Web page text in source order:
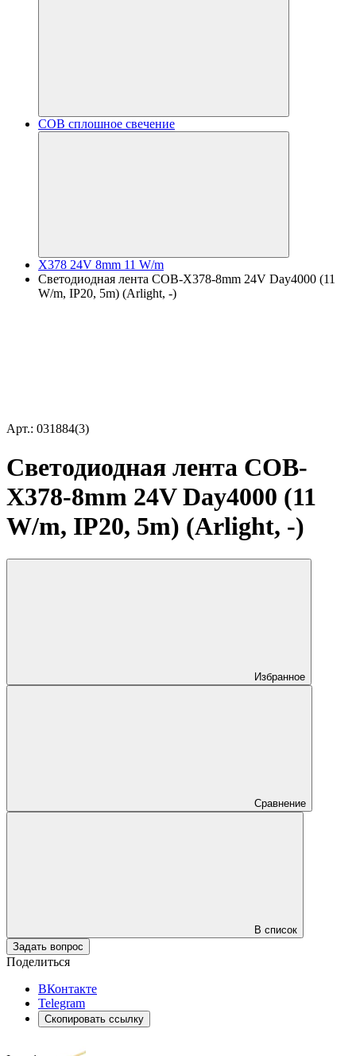
COB сплошное свечение
X378 24V 8mm 11 W/m
Светодиодная лента COB-X378-8mm 24V Day4000 (11
W/m, IP20, 5m) (Arlight, -)
Арт.: 031884(3)
Светодиодная лента COB-
X378-8mm 24V Day4000 (11
W/m, IP20, 5m) (Arlight, -)
Избранное
Сравнение
В список
Задать вопрос
Поделиться
ВКонтакте
Telegram
Скопировать ссылку